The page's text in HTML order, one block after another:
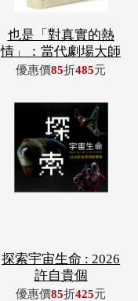
也是「對真實的熱
情」：當代劇場大師
優惠價85折485元
探索宇宙生命 : 2026
許自貴個
優惠價85折425元